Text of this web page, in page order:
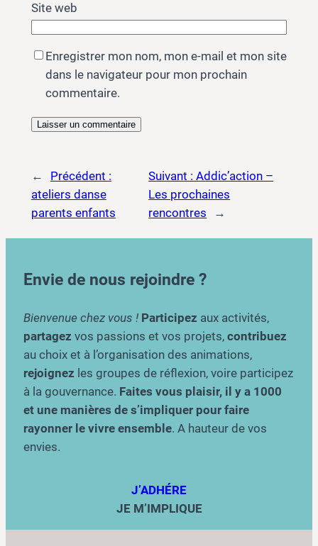
Site web
Enregistrer mon nom, mon e-mail et mon site
dans le navigateur pour mon prochain
commentaire.
←
Précédent :
ateliers danse
parents enfants
Suivant :Addic’action –
Les prochaines
rencontres
→
Envie de nous rejoindre ?
Bienvenue chez vous ! Participez aux activités,
partagez vos passions et vos projets, contribuez
au choix et à l’organisation des animations,
rejoignez les groupes de réflexion, voire participez
à la gouvernance. Faites vous plaisir, il y a 1000
et une manières de s’impliquer pour faire
rayonner le vivre ensemble. A hauteur de vos
envies.
J’ADHÉRE
JE M’IMPLIQUE